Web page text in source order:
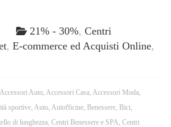
21% - 30%, Centri
, E-commerce ed Acquisti Online,
Accessori Auto Accessori Casa Accessori Moda
sportive Auto Autofficine Benessere Bici
di lunghezza Centri Benessere e SPA Centri